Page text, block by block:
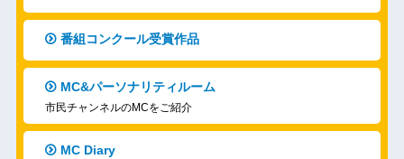
番組コンクール受賞作品
MC&パーソナリティルーム
市民チャンネルのMCをご紹介
MC Diary